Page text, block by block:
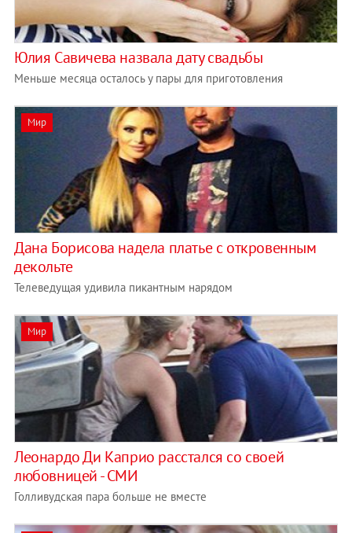
Юлия Савичева назвала дату свадьбы
Меньше месяца осталось у пары для приготовления
Мир
Дана Борисова надела платье с откровенным
декольте
Телеведущая удивила пикантным нарядом
Мир
Леонардо Ди Каприо расстался со своей
любовницей - СМИ
Голливудская пара больше не вместе